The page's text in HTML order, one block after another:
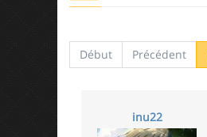
Début Précédent
inu22